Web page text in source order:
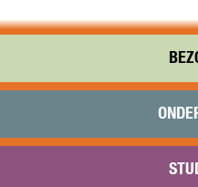
Ik ben Rory. Ik woon én
overigens best trots op
mijn ‘thuishaven’. In mijn